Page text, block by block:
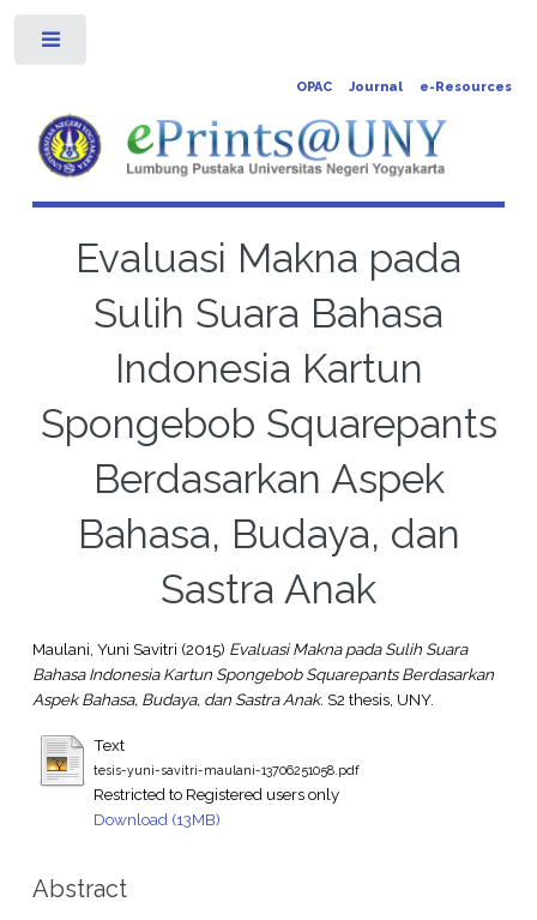
OPAC Journal e-Resources
Evaluasi Makna pada
Sulih Suara Bahasa
Indonesia Kartun
Spongebob Squarepants
Berdasarkan Aspek
Bahasa, Budaya, dan
Sastra Anak
Maulani, Yuni Savitri (2015) Evaluasi Makna pada Sulih Suara
Bahasa Indonesia Kartun Spongebob Squarepants Berdasarkan
Aspek Bahasa, Budaya, dan Sastra Anak. S2 thesis, UNY.
Text
tesis-yuni-savitri-maulani-13706251058.pdf
Restricted to Registered users only
Download (13MB)
Abstract